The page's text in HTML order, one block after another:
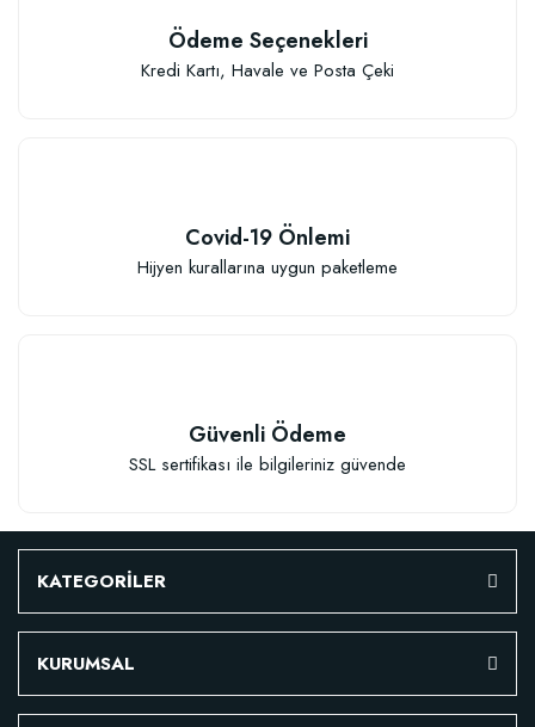
Sepete Ekle
Özel Karışım Fidan Tutma Yüzdesini Arttıran Organik Dikim Gübresi (10
Ödeme Seçenekleri
Kredi Kartı, Havale ve Posta Çeki
Covid-19 Önlemi
Hijyen kurallarına uygun paketleme
Güvenli Ödeme
SSL sertifikası ile bilgileriniz güvende
KATEGORİLER
KURUMSAL